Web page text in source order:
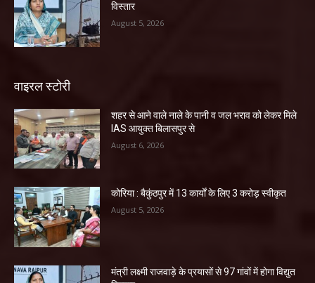
विस्तार
August 5, 2026
वाइरल स्टोरी
शहर से आने वाले नाले के पानी व जल भराव को लेकर मिले
IAS आयुक्त बिलासपुर से
August 6, 2026
कोरिया : बैकुंठपुर में 13 कार्यों के लिए 3 करोड़ स्वीकृत
August 5, 2026
मंत्री लक्ष्मी राजवाड़े के प्रयासों से 97 गांवों में होगा विद्युत